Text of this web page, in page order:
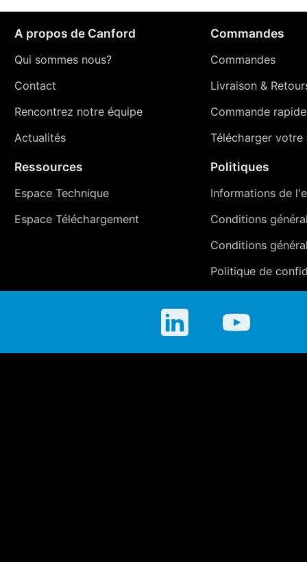
A propos de Canford
Qui sommes nous?
Contact
Rencontrez notre équipe
Actualités
Commandes
Commandes
Livraison&
Commande rapide
Télécharger votre
Ressources
Espace Technique
Espace Téléchargement
Politiques
Informations de
Conditions
Conditions
Politique de